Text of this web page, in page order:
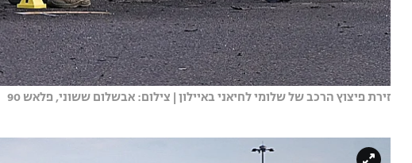
זירת פיצוץ הרכב של שלומי לחיאני באיילון | צילום: אבשלום ששוני, פלאש 90